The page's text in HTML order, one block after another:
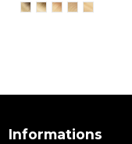
Informations